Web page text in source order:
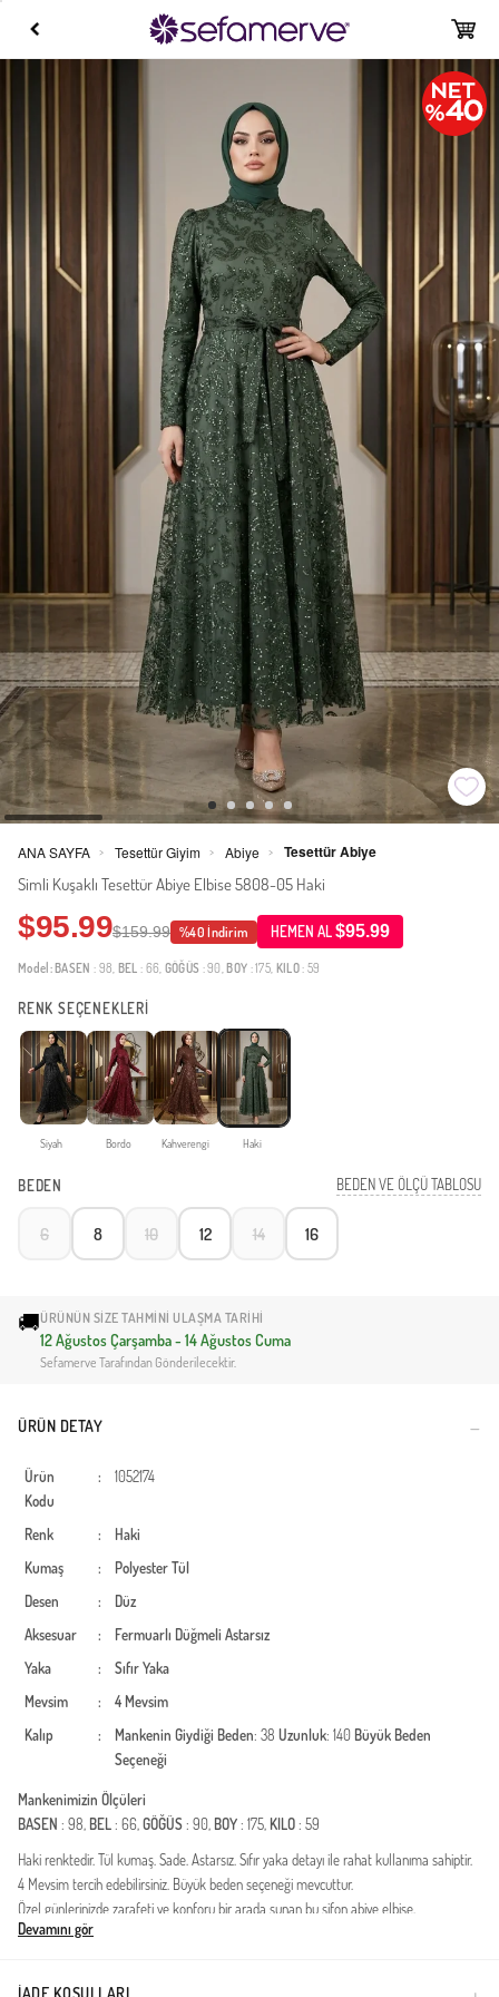
ANA SAYFA > Tesettür Giyim > Abiye > Tesettür Abiye
Simli Kuşaklı Tesettür Abiye Elbise 5808-05 Haki
$95.99$159.99 %40 İndirim HEMEN AL$95.99
Model: BASEN : 98, BEL : 66, GÖĞÜS : 90, BOY : 175, KILO: 59
RENK SEÇENEKLERİ
Siyah Bordo Kahverengi Haki
BEDEN BEDEN VE ÖLÇÜ TABLOSU
6 8 10 12 14 16
🚚ÜRÜNÜN SIZE TAHMINI ULAŞMA TARIHI
12 Ağustos Çarşamba - 14 Ağustos Cuma
Sefamerve Tarafından Gönderilecektir.
ÜRÜN DETAY
Ürün
Kodu
: 1052174
Renk :
Haki
Kumaş
: PolyesterTül
Desen
:
Düz
Aksesuar
: Fermuarlı Düğmeli Astarsız
Yaka
:
Sıfır Yaka
Mevsim
:
4 Mevsim
Kalıp
: Mankenin Giydiği Beden: 38 Uzunluk: 140 Büyük Beden
Seçeneği
Mankenimizin Ölçüleri
BASEN : 98, BEL: 66,GÖĞÜS: 90, BOY: 175, KILO: 59
Haki renktedir. Tül kumaş. Sade. Astarsız. Sıfır yaka detayı ile rahat kullanıma sahiptir.
4 Mevsim tercih edebilirsiniz. Büyük beden seçeneği mevcuttur.
Özel günlerinizde zarafeti ve konforu bir arada sunan bu şifon abiye elbise,
muhafazakar giyim tarzını benimseyen kadınlar için özenle tasarlanmıştır. Uçuş uçuş
sergilemenize olanak tanır. Dört mevsim kullanıma uygun yapısı sayesinde
Devamını gör
İADE KOŞULLARI